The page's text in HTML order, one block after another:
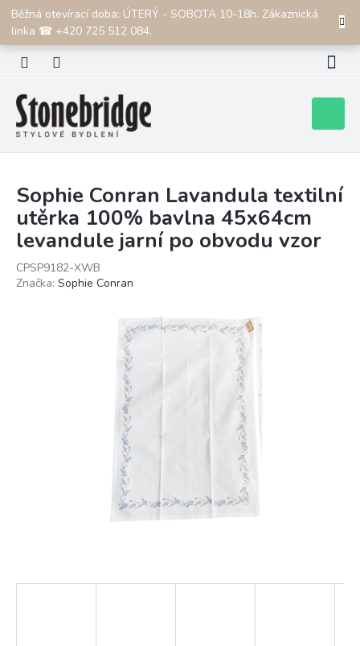
Přejít
obsah
Běžná otevírací doba: ÚTERÝ - SOBOTA 10-18h. Zákaznická
linka ☎ +420 725 512 084.
CZK
košík
Sophie Conran Lavandula textilní
utěrka 100% bavlna 45x64cm
levandule jarní po obvodu vzor
CPSP9182-XWB
Značka: Sophie Conran